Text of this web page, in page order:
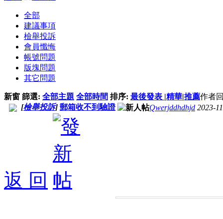
全部
建議事項
檢舉投訴
會員懺悔
帳號問題
版塊問題
其它問題
新窗 篩選: 全部主題 全部時間 排序: 最後發表 |精華|推薦作者
[檢舉投訴] 郵箱收不到驗證 Qwerjddhdhjd 2023-
返 回